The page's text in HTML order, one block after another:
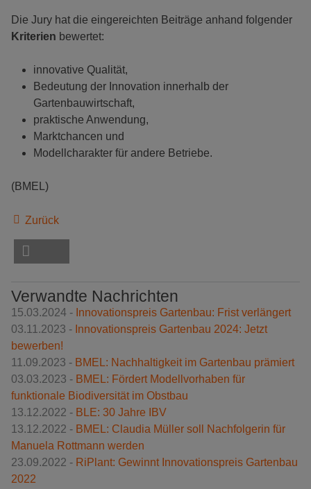
Die Jury hat die eingereichten Beiträge anhand folgender
Kriterien bewertet:
innovative Qualität,
Bedeutung der Innovation innerhalb der
Gartenbauwirtschaft,
praktische Anwendung,
Marktchancen und
Modellcharakter für andere Betriebe.
(BMEL)
Zurück
Verwandte Nachrichten
15.03.2024 - Innovationspreis Gartenbau: Frist verlängert
03.11.2023 - Innovationspreis Gartenbau 2024: Jetzt
bewerben!
11.09.2023 - BMEL: Nachhaltigkeit im Gartenbau prämiert
03.03.2023 - BMEL: Fördert Modellvorhaben für
funktionale Biodiversität im Obstbau
13.12.2022 - BLE: 30 Jahre IBV
13.12.2022 - BMEL: Claudia Müller soll Nachfolgerin für
Manuela Rottmann werden
23.09.2022 - RiPlant: Gewinnt Innovationspreis Gartenbau
2022